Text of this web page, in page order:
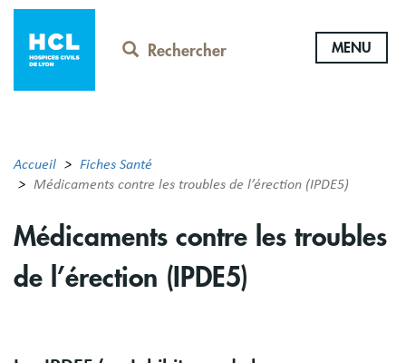
Aller
contenu
principal
Rechercher MENU
Accueil
Fiches Santé
Médicaments contre les troubles de l’érection (IPDE5)
Médicaments contre les troubles
de l’érection (IPDE5)